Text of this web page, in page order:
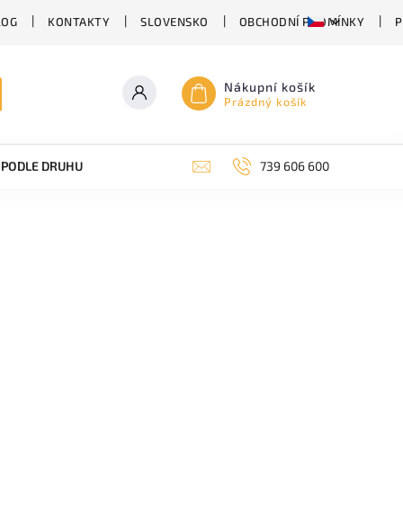
KONTAKTY SLOVENSKO OBCHODNÍ PODMÍNKY
Nákupní košík
Prázdný košík
PODLE DRUHU PIVA SUDOVÉ PIVO PIVO V PLECHU
739 606 600